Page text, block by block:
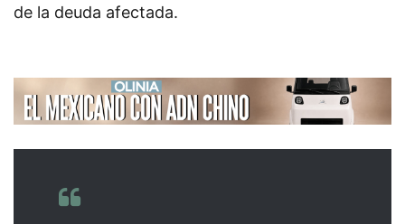
de la deuda afectada.